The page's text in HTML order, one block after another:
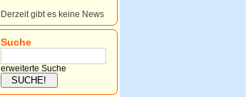
Derzeit gibt es keine News
Suche
erweiterte Suche